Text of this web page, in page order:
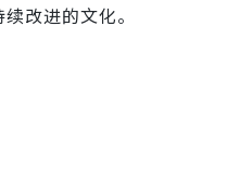
改进的文化。